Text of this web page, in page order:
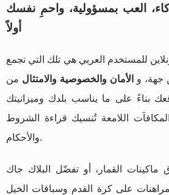
العب بمسؤولية، واحمِ نفسك
أولاً
للمستخدم العربي هي تلك التي تجمع
جهة، و الأمان والخصوصية والامتثال من
بناءً على ما يناسب بلدك وميزانيتك
المكافآت اللامعة تُنسيك قراءة الشروط
والأحكام.
القمار، أو تفضّل البلاك جاك
على كرة القدم وسباقات الخيل